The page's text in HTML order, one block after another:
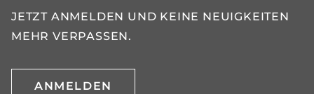
JETZT ANMELDEN UND KEINE NEUIGKEITEN
MEHR VERPASSEN.
ANMELDEN